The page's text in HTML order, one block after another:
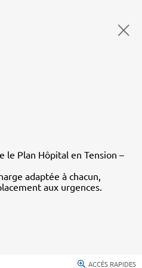
le Plan Hôpital en Tension –
adaptée à chacun,
aux urgences.
ACCÈS RAPIDES